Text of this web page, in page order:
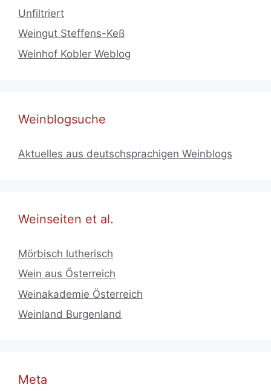
Unfiltriert
Weingut Steffens-Keß
Weinhof Kobler Weblog
Weinblogsuche
Aktuelles aus deutschsprachigen Weinblogs
Weinseiten et al.
Mörbisch lutherisch
Wein aus Österreich
Weinakademie Österreich
Weinland Burgenland
Meta